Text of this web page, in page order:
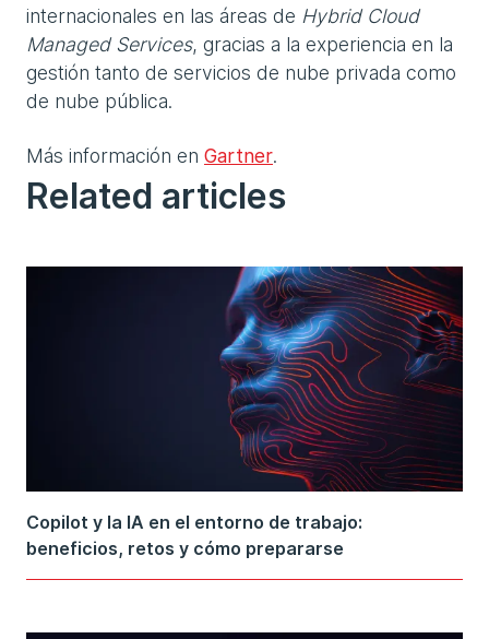
internacionales en las áreas de Hybrid Cloud
Managed Services, gracias a la experiencia en la
gestión tanto de servicios de nube privada como
de nube pública.
Más información en Gartner.
Related articles
Copilot y la IA en el entorno de trabajo:
beneficios, retos y cómo prepararse